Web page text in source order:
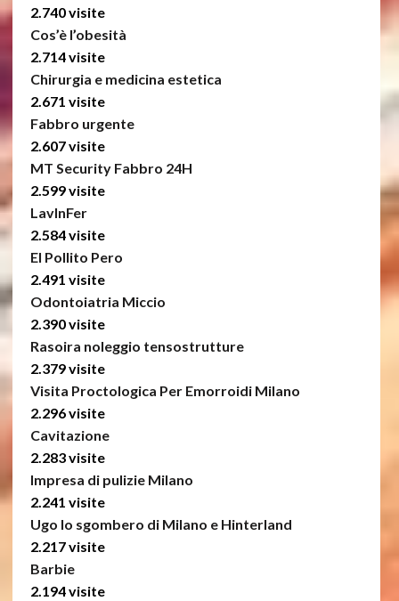
2.740 visite
Cos’è l’obesità
2.714 visite
Chirurgia e medicina estetica
2.671 visite
Fabbro urgente
2.607 visite
MT Security Fabbro 24H
2.599 visite
LavInFer
2.584 visite
El Pollito Pero
2.491 visite
Odontoiatria Miccio
2.390 visite
Rasoira noleggio tensostrutture
2.379 visite
Visita Proctologica Per Emorroidi Milano
2.296 visite
Cavitazione
2.283 visite
Impresa di pulizie Milano
2.241 visite
Ugo lo sgombero di Milano e Hinterland
2.217 visite
Barbie
2.194 visite